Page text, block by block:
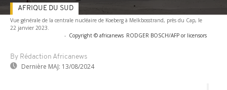
Vue générale de la centrale nucléaire de Koeberg à Melkbosstrand, près du Cap, le
22 janvier 2023.
- Copyright © africanews RODGER BOSCH/AFP or licensors
By Rédaction Africanews
Dernière MAJ: 13/08/2024
AFRIQUE DU SUD